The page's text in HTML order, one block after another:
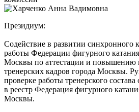
Президиум:
Содействие в развитии синхронного
работы Федерации фигурного
Москвы по аттестации и повышению
тренерских кадров города Москвы.
проверке работы тренерского
в реестр Федерация фигурного
Москвы.